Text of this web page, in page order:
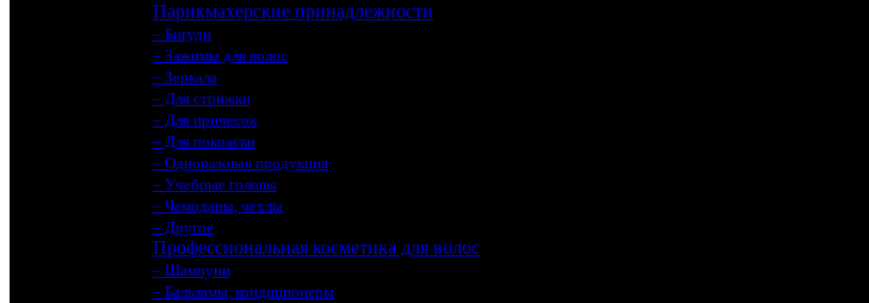
Парикмахерские принадлежности
– Бигуди
– Зажимы для волос
– Зеркала
– Для стрижки
– Для причесок
– Для покраски
– Одноразовая продукция
– Учебные головы
– Чемоданы, чехлы
– Другое
Профессиональная косметика для волос
– Шампуни
– Бальзамы, кондиционеры